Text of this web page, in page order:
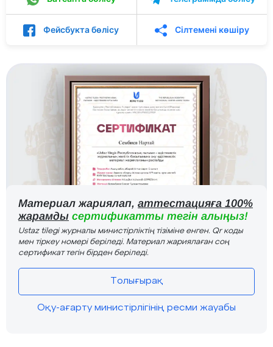
Фейсбукта бөлісу Сілтемені көшіру
Материал жариялап, аттестацияға 100%
жарамды сертификатты тегін алыңыз!
Ustaz tilegi журналы министірліктің тізіміне енген. Qr коды
мен тіркеу номері беріледі. Материал жариялаған соң
сертификат тегін бірден беріледі.
Толығырақ
Оқу-ағарту министірлігінің ресми жауабы